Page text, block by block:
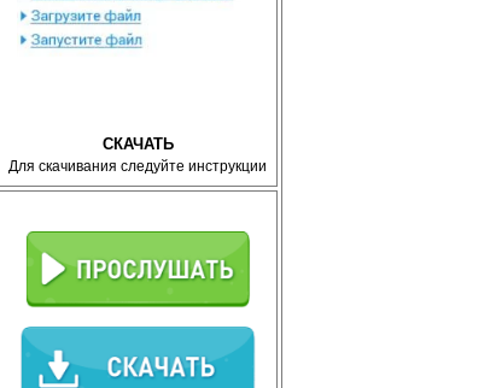
СКАЧАТЬ
Для скачивания следуйте инструкции